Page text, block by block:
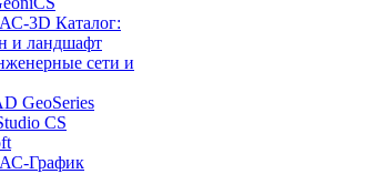
3D Каталог:
и ландшафт
сети и
GeoSeries
CS
График